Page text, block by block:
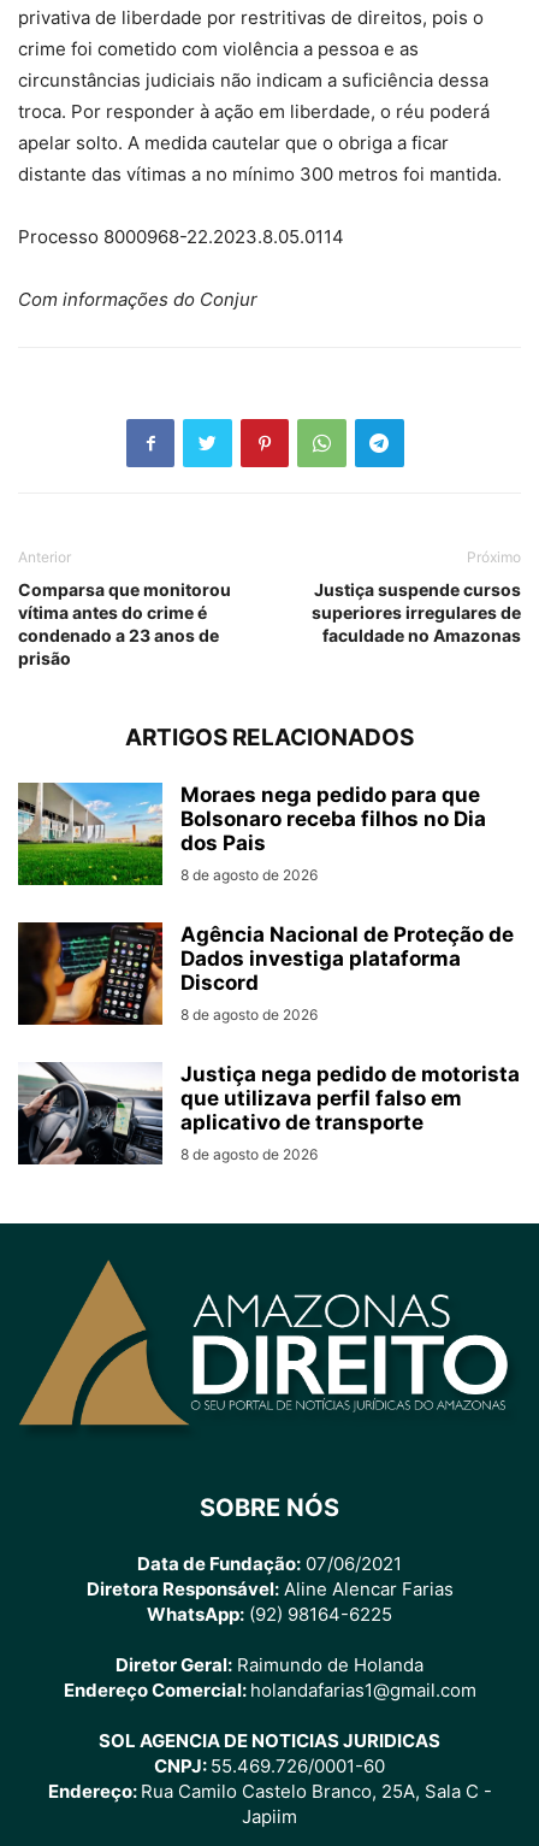
privativa de liberdade por restritivas de direitos, pois o
crime foi cometido com violência a pessoa e as
circunstâncias judiciais não indicam a suficiência dessa
troca. Por responder à ação em liberdade, o réu poderá
apelar solto. A medida cautelar que o obriga a ficar
distante das vítimas a no mínimo 300 metros foi mantida.
Processo 8000968-22.2023.8.05.0114
Com informações do Conjur
Anterior
Comparsa que monitorou
vítima antes do crime é
condenado a 23 anos de
prisão
Próximo
Justiça suspende cursos
superiores irregulares de
faculdade no Amazonas
ARTIGOS RELACIONADOS
Moraes nega pedido para que
Bolsonaro receba filhos no Dia
dos Pais
8 de agosto de 2026
Agência Nacional de Proteção de
Dados investiga plataforma
Discord
8 de agosto de 2026
Justiça nega pedido de motorista
que utilizava perfil falso em
aplicativo de transporte
8 de agosto de 2026
SOBRE NÓS
Data de Fundação: 07/06/2021
Diretora Responsável:Aline Alencar Farias
WhatsApp: (92) 98164-6225
Diretor Geral: Raimundo de Holanda
Endereço Comercial: holandafarias1@gmail.com
SOL AGENCIA DE NOTICIAS JURIDICAS
CNPJ: 55.469.726/0001-60
Endereço: Rua Camilo Castelo Branco, 25A, Sala C -
Japiim